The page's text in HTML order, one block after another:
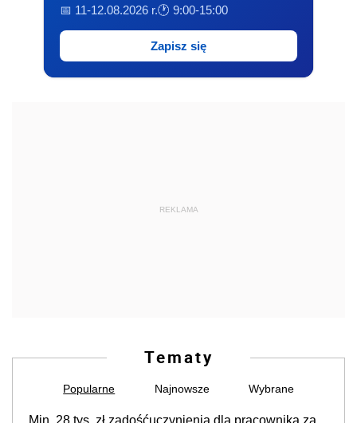
📅 11-12.08.2026 r.🕐 9:00-15:00
Zapisz się
REKLAMA
Tematy
Popularne Najnowsze Wybrane
Min. 28 tys. zł zadośćuczynienia dla pracownika za